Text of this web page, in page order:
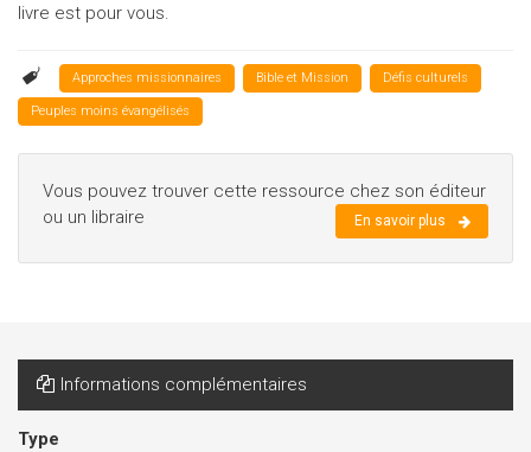
livre est pour vous.
Approches missionnaires Bible et Mission Défis culturels
Peuples moins évangélisés
Vous pouvez trouver cette ressource chez son éditeur
ou un libraire
En savoir plus
Informations complémentaires
Type